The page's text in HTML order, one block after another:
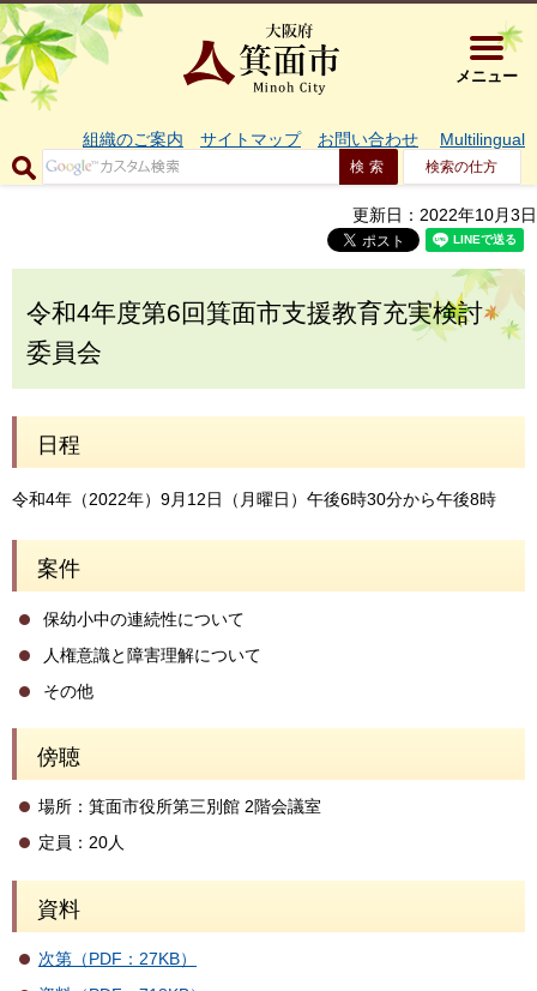
大阪府箕
メニュー
組織のご案内 サイトマップ お問い合わせ Multilingual
検索の仕方
更新日：2022年10月3日
令和4年度第6回箕面市支援教育充実検討
委員会
日程
令和4年（2022年）9月12日（月曜日）午後6時30分から午後8時
案件
保幼小中の連続性について
人権意識と障害理解について
その他
傍聴
場所：箕面市役所第三別館 2階会議室
定員：20人
資料
次第（PDF：27KB）